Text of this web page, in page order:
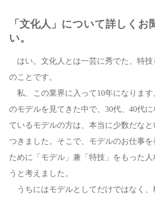
「文化人」について詳しくお
い。
はい。文化人とは一芸に秀でた、特技
のことです。
私、この業界に入って10年になります
のモデルを見てきた中で、30代、40代
ているモデルの方は、本当に少数だな
つきました。そこで、モデルのお仕事を
ために「モデル」兼「特技」をもった人
うと考えました。
うちにはモデルとしてだけではなく、